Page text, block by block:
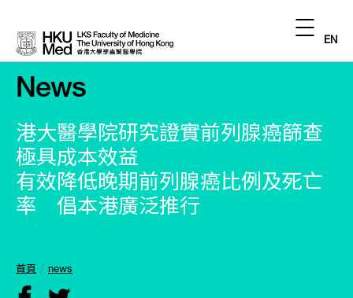
EN
News
港大醫學院研究證實前列腺癌篩查
極具成本效益
有效降低晚期前列腺癌比例及死亡
率 倡本港廣泛推行
首頁 news